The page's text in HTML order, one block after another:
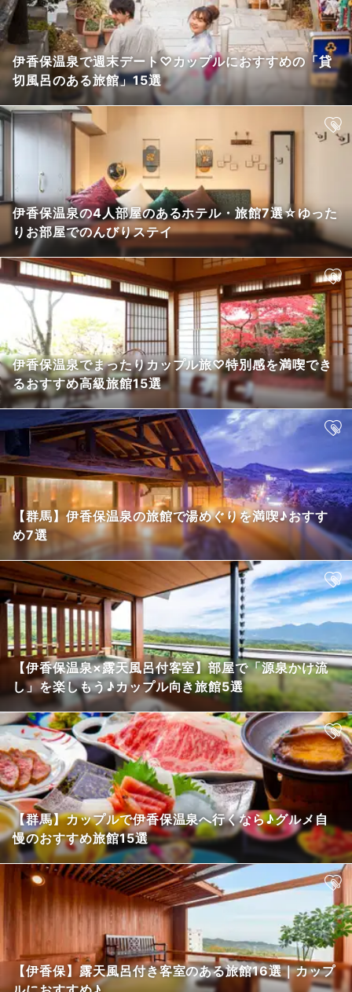
伊香保温泉で週末デート♡カップルにおすすめの「貸
切風呂のある旅館」15選
伊香保温泉の4人部屋のあるホテル・旅館7選☆ゆった
りお部屋でのんびりステイ
伊香保温泉でまったりカップル旅♡特別感を満喫でき
るおすすめ高級旅館15選
【群馬】伊香保温泉の旅館で湯めぐりを満喫♪おすす
め7選
【伊香保温泉×露天風呂付客室】部屋で「源泉かけ流
し」を楽しもう♪カップル向き旅館5選
【群馬】カップルで伊香保温泉へ行くなら♪グルメ自
慢のおすすめ旅館15選
【伊香保】露天風呂付き客室のある旅館16選｜カップ